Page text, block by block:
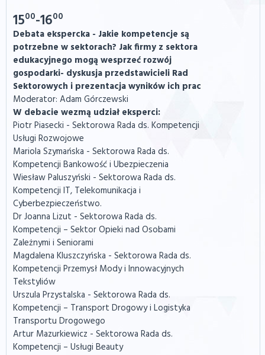
1500-1600
Debata ekspercka - Jakie kompetencje są
potrzebne w sektorach? Jak firmy z sektora
edukacyjnego mogą wesprzeć rozwój
gospodarki- dyskusja przedstawicieli Rad
Sektorowych i prezentacja wyników ich prac
Moderator: Adam Górczewski
W debacie wezmą udział eksperci:
Piotr Piasecki - Sektorowa Rada ds. Kompetencji
Usługi Rozwojowe
Mariola Szymańska - Sektorowa Rada ds.
Kompetencji Bankowość i Ubezpieczenia
Wiesław Paluszyński - Sektorowa Rada ds.
Kompetencji IT, Telekomunikacja i
Cyberbezpieczeństwo.
Dr Joanna Lizut - Sektorowa Rada ds.
Kompetencji – Sektor Opieki nad Osobami
Zależnymi i Seniorami
Magdalena Kluszczyńska - Sektorowa Rada ds.
Kompetencji Przemysł Mody i Innowacyjnych
Tekstyliów
Urszula Przystalska - Sektorowa Rada ds.
Kompetencji – Transport Drogowy i Logistyka
Transportu Drogowego
Artur Mazurkiewicz - Sektorowa Rada ds.
Kompetencji – Usługi Beauty